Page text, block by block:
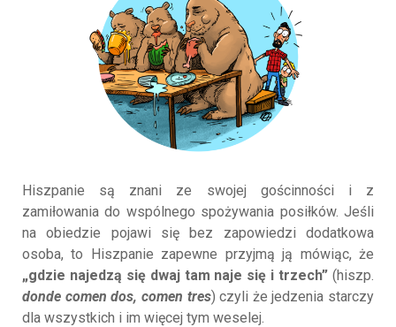
Hiszpanie są znani ze swojej gościnności i z
zamiłowania do wspólnego spożywania posiłków. Jeśli
na obiedzie pojawi się bez zapowiedzi dodatkowa
osoba, to Hiszpanie zapewne przyjmą ją mówiąc, że
„gdzie najedzą się dwaj tam naje się i trzech” (hiszp.
donde comen dos, comen tres) czyli że jedzenia starczy
dla wszystkich i im więcej tym weselej.